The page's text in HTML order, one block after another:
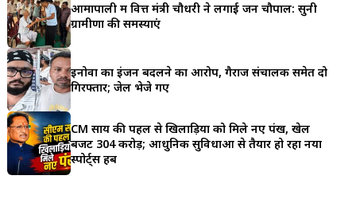
आमापाली में वित्त मंत्री चौधरी ने लगाई जन चौपाल: सुनी
ग्रामीणों की समस्याएं
इनोवा का इंजन बदलने का आरोप, गैराज संचालक समेत दो
गिरफ्तार; जेल भेजे गए
CM साय की पहल से खिलाड़ियों को मिले नए पंख, खेल
बजट ₹304 करोड़; आधुनिक सुविधाओं से तैयार हो रहा नया
स्पोर्ट्स हब